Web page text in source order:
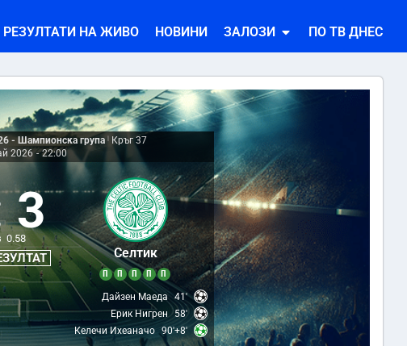
РЕЗУЛТАТИ НА ЖИВО НОВИНИ ЗАЛОЗИ ПО ТВ ДНЕС
- Шампионска група
Кръг 37
2026 - 22:00
3
0.58
Селтик
П П П П П
Дайзен Маеда 41'
Ерик Нигрен
58'
Келечи Ихеаначо 90'+8'